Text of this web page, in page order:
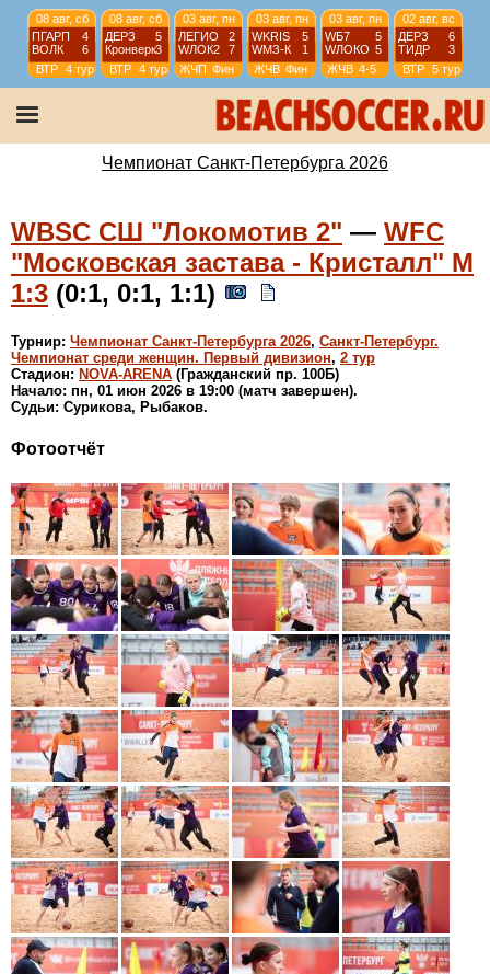
08 авг, сб
ПГАРП
4
ВОЛК
6
ВТР
4 тур
08 авг, сб
ДЕРЗ
5
Кронверк3
ВТР
4 тур
03 авг, пн
ЛЕГИО
2
WЛОК2
7
ЖЧП Фин
03 авг, пн
WKRIS
5
WМЗ-К
1
ЖЧВ Фин
03 авг, пн
WБ7
5
WЛОКО 5
ЖЧВ 4-5
02 авг, вс
ДЕРЗ
6
ТИДР
3
ВТР
5 тур
01 авг, сб
2
Кронверк3
01 авг, сб
ПГАРП
11
ТИДР
1
30 июл, чт
Lakes
6
БАБЛ
8
Чемпионат Санкт-Петербурга 2026
WBSC СШ "Локомотив 2" — WFC
"Московская застава - Кристалл" М
1:3 (0:1, 0:1, 1:1)
Турнир: Чемпионат Санкт-Петербурга 2026, Санкт-Петербург.
Чемпионат среди женщин. Первый дивизион, 2 тур
Стадион: NOVA-ARENA (Гражданский пр. 100Б)
Начало: пн, 01 июн 2026 в 19:00 (матч завершен).
Судьи: Сурикова, Рыбаков.
Фотоотчёт